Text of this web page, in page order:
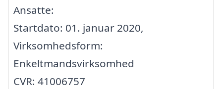
Ansatte:
Startdato: 01. januar 2020,
Virksomhedsform:
Enkeltmandsvirksomhed
CVR: 41006757